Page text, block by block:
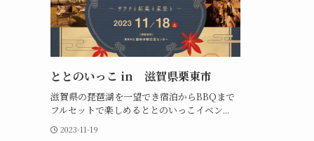
ととのいっこ in 滋賀県栗東市
滋賀県の琵琶湖を一望でき宿泊からBBQまで
フルセットで楽しめるととのいっこイベン...
2023-11-19